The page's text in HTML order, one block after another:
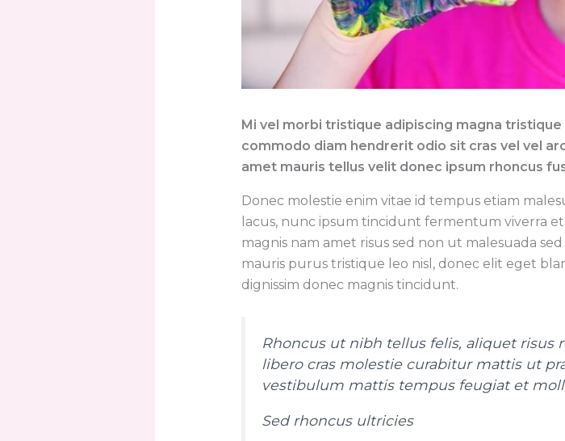
Mi vel morbi tristique adipiscing magna
commodo diam hendrerit odio sit cras vel vel
amet mauris tellus velit donec ipsum rhoncus
Donec molestie enim vitae id tempus etiam
lacus, nunc ipsum tincidunt fermentum viverra et
magnis nam amet risus sed non ut malesuada
mauris purus tristique leo nisl, donec elit eget
dignissim donec magnis tincidunt.
Rhoncus ut nibh tellus felis, aliquet risus
libero cras molestie curabitur mattis ut
vestibulum mattis tempus feugiat et
Sed rhoncus ultricies